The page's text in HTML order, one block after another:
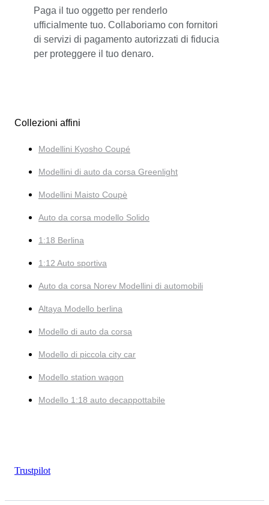
Paga il tuo oggetto per renderlo
ufficialmente tuo. Collaboriamo con fornitori
di servizi di pagamento autorizzati di fiducia
per proteggere il tuo denaro.
Collezioni affini
Modellini Kyosho Coupé
Modellini di auto da corsa Greenlight
Modellini Maisto Coupè
Auto da corsa modello Solido
1:18 Berlina
1:12 Auto sportiva
Auto da corsa Norev Modellini di automobili
Altaya Modello berlina
Modello di auto da corsa
Modello di piccola city car
Modello station wagon
Modello 1:18 auto decappottabile
Trustpilot